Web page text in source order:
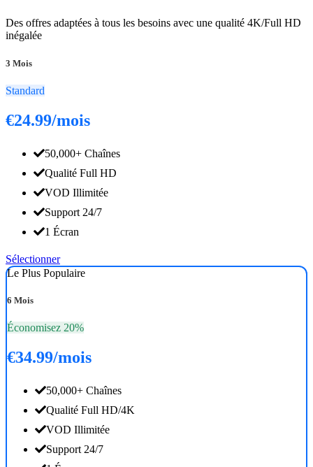
Des offres adaptées à tous les besoins avec une qualité 4K/Full HD
inégalée
3 Mois
Standard
€24.99/mois
50,000+ Chaînes
Qualité Full HD
VOD Illimitée
Support 24/7
1 Écran
Sélectionner
Le Plus Populaire
6 Mois
Économisez 20%
€34.99/mois
50,000+ Chaînes
Qualité Full HD/4K
VOD Illimitée
Support 24/7